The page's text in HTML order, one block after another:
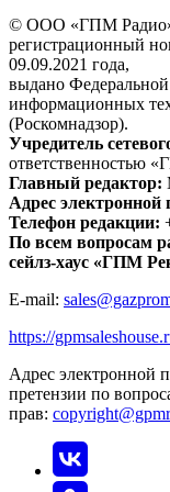
© ООО «ГПМ Радио»,
регистрационный
09.09.2021 года,
выдано
информационных
(Роскомнадзор).
Учредитель
ответственностью
Главный редактор:
Адрес электронной
Телефон редакции:
По всем вопросам
сейлз-хаус «ГПМ
E-mail:
https://
Адрес электронной
претензии по
прав: